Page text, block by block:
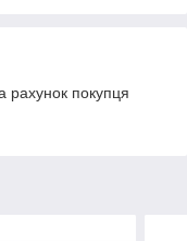
рахунок покупця